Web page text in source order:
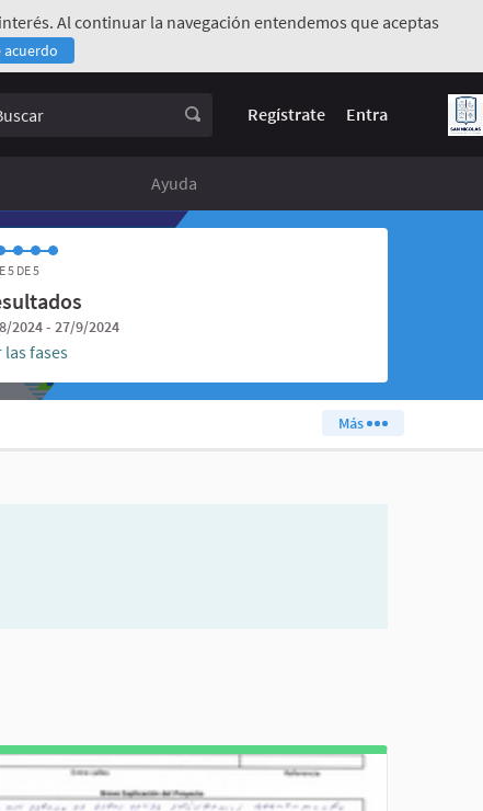
Al continuar la navegación entendemos que aceptas
acuerdo
Regístrate Entra
Ayuda
5 DE 5
2024 - 27/9/2024
las fases
Más